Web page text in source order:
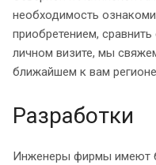
необходимость
приобретением,
личном визите, мы
ближайшем к вам
Разработки
Инженеры фирмы имеют